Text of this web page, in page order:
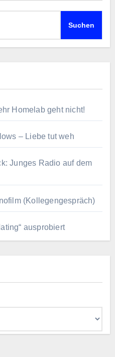
Suchen
Homelab geht nicht!
– Liebe tut weh
Junges Radio auf dem
(Kollegengespräch)
ausprobiert